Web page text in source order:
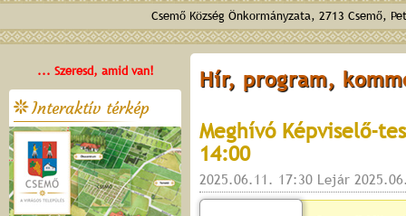
Csemő Község Önkormányzata, 2713
... Szeresd, amid van!
Interaktív térkép
Hír, program,
Meghívó Képviselő-
14:00
2025.06.11. 17:30 Lejár